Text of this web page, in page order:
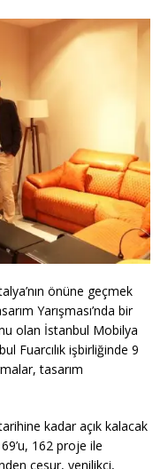
önüne geçmek
Yarışması’nda bir
olan İstanbul Mobilya
Fuarcılık işbirliğinde 9
tasarım
kadar açık kalacak
162 proje ile
cesur, yenilikçi,